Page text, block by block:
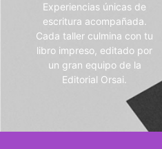
Experiencias únicas de
escritura acompañada.
Cada taller culmina con tu
libro impreso, editado por
un gran equipo de la
Editorial Orsai.